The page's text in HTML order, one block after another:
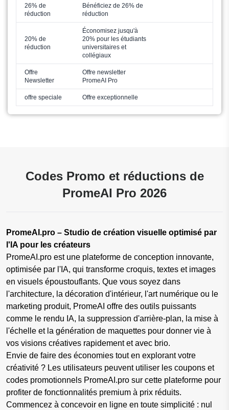
26% de
réduction
Bénéficiez de 26% de
réduction
20% de
réduction
Économisez jusqu'à
20% pour les étudiants
universitaires et
collégiaux
Offre
Newsletter
Offre newsletter
PromeAI Pro
offre speciale Offre exceptionnelle
Codes Promo et réductions de
PromeAI Pro 2026
PromeAI.pro – Studio de création visuelle optimisé par
l'IA pour les créateurs
PromeAI.pro est une plateforme de conception innovante,
optimisée par l'IA, qui transforme croquis, textes et images
en visuels époustouflants. Que vous soyez dans
l'architecture, la décoration d'intérieur, l'art numérique ou le
marketing produit, PromeAI offre des outils puissants
comme le rendu IA, la suppression d'arrière-plan, la mise à
l'échelle et la génération de maquettes pour donner vie à
vos visions créatives rapidement et avec brio.
Envie de faire des économies tout en explorant votre
créativité ? Les utilisateurs peuvent utiliser les coupons et
codes promotionnels PromeAI.pro sur cette plateforme pour
profiter de fonctionnalités premium à prix réduits.
Commencez à concevoir en ligne en toute simplicité : nul